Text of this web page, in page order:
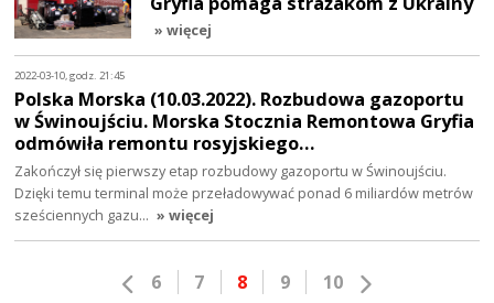
» więcej
2022-03-10, godz. 21:45
Polska Morska (10.03.2022). Rozbudowa gazoportu
w Świnoujściu. Morska Stocznia Remontowa Gryfia
odmówiła remontu rosyjskiego…
Zakończył się pierwszy etap rozbudowy gazoportu w Świnoujściu.
Dzięki temu terminal może przeładowywać ponad 6 miliardów metrów
sześciennych gazu… » więcej
6 7 8 9 10